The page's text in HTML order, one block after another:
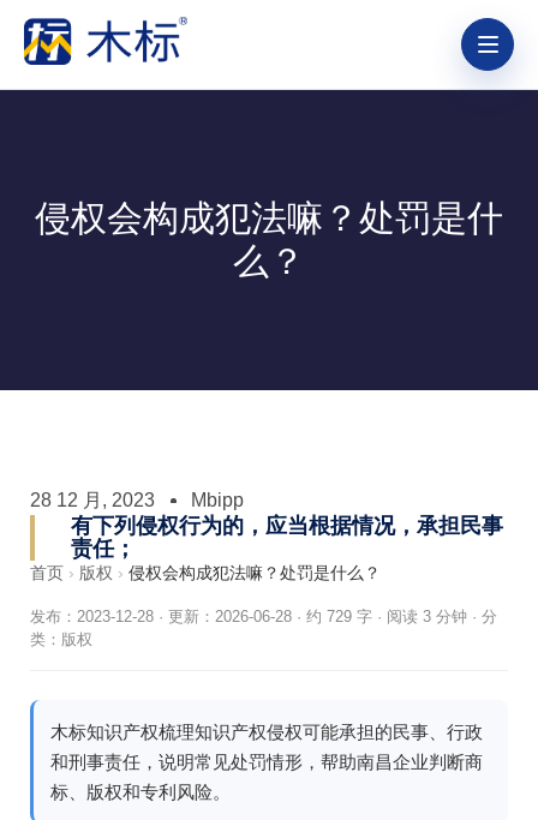
侵权会构成犯法嘛？处罚是什
么？
28 12 月, 2023 Mbipp
有下列侵权行为的，应当根据情况，承担民事
责任；
首页 › 版权 › 侵权会构成犯法嘛？处罚是什么？
发布：2023-12-28 · 更新：2026-06-28 · 约 729 字 · 阅读 3 分钟 · 分
类： 版权
木标知识产权梳理知识产权侵权可能承担的民事、行政
和刑事责任，说明常见处罚情形，帮助南昌企业判断商
标、版权和专利风险。